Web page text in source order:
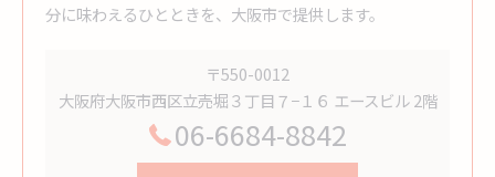
分に味わえるひとときを、大阪市で提供します。
〒550-0012
大阪府大阪市西区立売堀３丁目７−１６ エースビル 2階
06-6684-8842